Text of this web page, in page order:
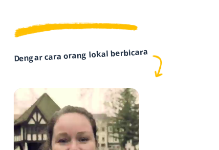
Dengar cara orang lokal berbicara